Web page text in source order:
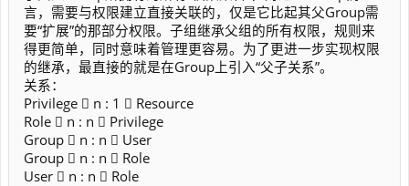
言，需要与权限建立直接关联的，仅是它比起其父Group需
要“扩展”的那部分权限。子组继承父组的所有权限，规则来
得更简单，同时意味着管理更容易。为了更进一步实现权限
的继承，最直接的就是在Group上引入“父子关系”。
关系：
Privilege  n : 1  Resource
Role  n : n  Privilege
Group  n : n  User
Group  n : n  Role
User  n : n  Role